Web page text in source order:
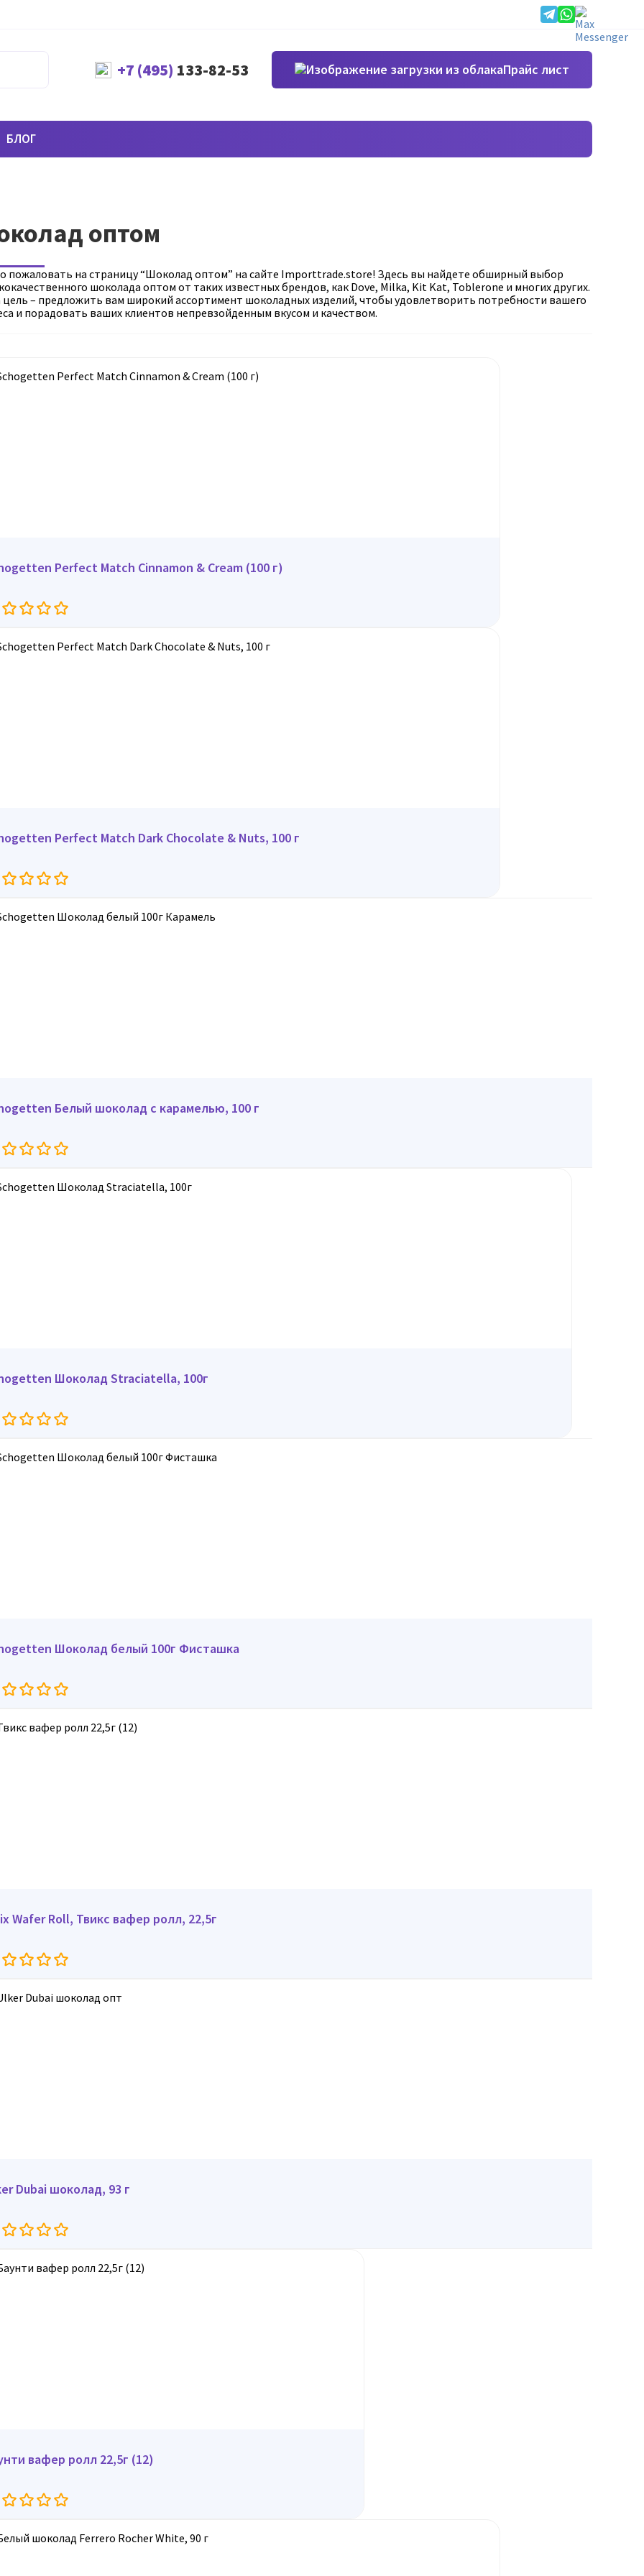
+7 (495) 133-82-53 Прайс лист
БЛОГ
оптом
пожаловать на страницу “Шоколад оптом” на сайте Importtrade.store! Здесь вы найдете обширный выбор
шоколада оптом от таких известных брендов, как Dove, Milka, Kit Kat, Toblerone и многих других.
– предложить вам широкий ассортимент шоколадных изделий, чтобы удовлетворить потребности вашего
и порадовать ваших клиентов непревзойденным вкусом и качеством.
Perfect Match Cinnamon & Cream (100 г)
Perfect Match Dark Chocolate & Nuts, 100 г
Белый шоколад с карамелью, 100 г
Schogetten Шоколад Straciatella, 100г
Шоколад белый 100г Фисташка
Twix Wafer Roll, Твикс вафер ролл, 22,5г
Dubai шоколад, 93 г
вафер ролл 22,5г (12)